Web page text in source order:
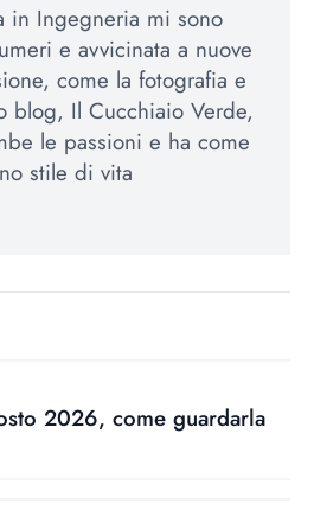
in Ingegneria mi sono
e avvicinata a nuove
come la fotografia e
blog, Il Cucchiaio Verde,
le passioni e ha come
stile di vita
2026, come guardarla